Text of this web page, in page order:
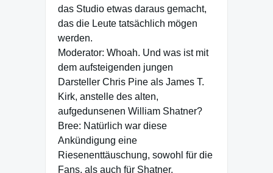
das Studio etwas daraus gemacht,
das die Leute tatsächlich mögen
werden.
Moderator: Whoah. Und was ist mit
dem aufsteigenden jungen
Darsteller Chris Pine als James T.
Kirk, anstelle des alten,
aufgedunsenen William Shatner?
Bree: Natürlich war diese
Ankündigung eine
Riesenenttäuschung, sowohl für die
Fans, als auch für Shatner.